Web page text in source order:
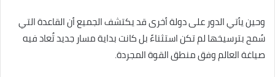
وحين يأتي الدور على دولة أخرى قد يكتشف الجميع أن القاعدة التي
سُمح بترسيخها لم تكن استثناءً بل كانت بداية مسار جديد تُعاد فيه
صياغة العالم وفق منطق القوة المجردة.